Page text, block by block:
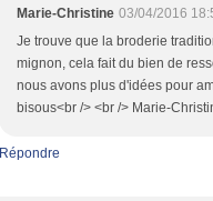
Marie-Christine 03/04/2016
Je trouve que la broderie
mignon, cela fait du bien de
nous avons plus d'idées pour
bisous<br /> <br /> Marie-
Répondre